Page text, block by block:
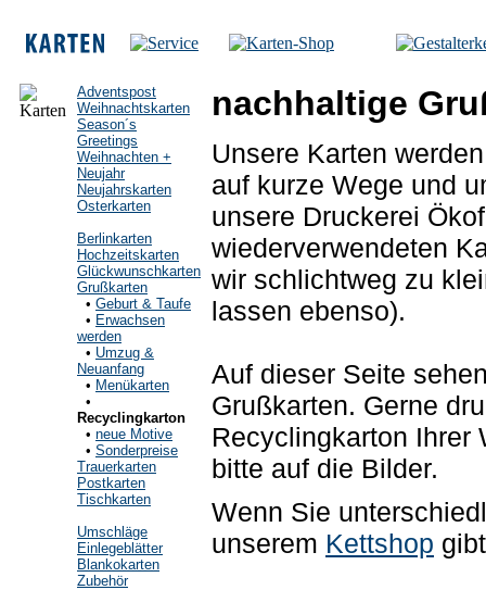
Adventspost
Weihnachtskarten
Season´s
Greetings
Weihnachten +
Neujahr
Neujahrskarten
Osterkarten
Berlinkarten
Hochzeitskarten
Glückwunschkarten
Grußkarten
• Geburt & Taufe
• Erwachsen
werden
• Umzug &
Neuanfang
• Menükarten
•
Recyclingkarton
• neue Motive
• Sonderpreise
Trauerkarten
Postkarten
Tischkarten
Umschläge
Einlegeblätter
Blankokarten
Zubehör
nachhaltige
Unsere Karten
auf kurze Wege und
unsere Druckerei
wiederverwendeten
wir schlichtweg zu
lassen ebenso).
Auf dieser Seite
Grußkarten. Gerne
Recyclingkarton Ihrer
bitte auf die Bilder.
Wenn Sie
unserem Kettshop